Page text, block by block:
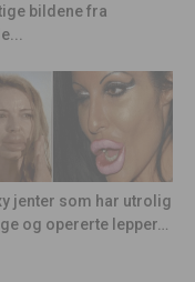
bildene fra
jenter som har utrolig
og opererte lepper…